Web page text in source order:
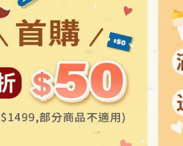
片標示
女性、孕婦
，每次1包；或依據專業人員建議使用
乾燥處，避免陽光直射
每批效期可能不同，請以外包裝標示為準 )